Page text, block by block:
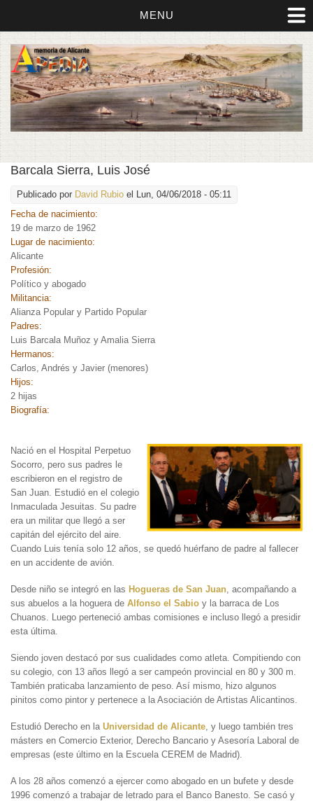
MENU
Barcala Sierra, Luis José
Publicado por David Rubio el Lun, 04/06/2018 - 05:11
Fecha de nacimiento:
19 de marzo de 1962
Lugar de nacimiento:
Alicante
Profesión:
Político y abogado
Militancia:
Alianza Popular y Partido Popular
Padres:
Luis Barcala Muñoz y Amalia Sierra
Hermanos:
Carlos, Andrés y Javier (menores)
Hijos:
2 hijas
Biografía:
Nació en el Hospital Perpetuo
Socorro, pero sus padres le
escribieron en el registro de
San Juan. Estudió en el colegio
Inmaculada Jesuitas. Su padre
era un militar que llegó a ser
capitán del ejército del aire.
Cuando Luis tenía solo 12 años, se quedó huérfano de padre al fallecer
en un accidente de avión.
Desde niño se integró en las Hogueras de San Juan , acompañando a
sus abuelos a la hoguera de Alfonso el Sabio y la barraca de Los
Chuanos. Luego perteneció ambas comisiones e incluso llegó a presidir
esta última.
Siendo joven destacó por sus cualidades como atleta. Compitiendo con
su colegio, con 13 años llegó a ser campeón provincial en 80 y 300 m.
También praticaba lanzamiento de peso. Así mismo, hizo algunos
pinitos como pintor y pertenece a la Asociación de Artistas Alicantinos.
Estudió Derecho en la Universidad de Alicante , y luego también tres
másters en Comercio Exterior, Derecho Bancario y Asesoría Laboral de
empresas (este último en la Escuela CEREM de Madrid).
A los 28 años comenzó a ejercer como abogado en un bufete y desde
1996 comenzó a trabajar de letrado para el Banco Banesto. Se casó y